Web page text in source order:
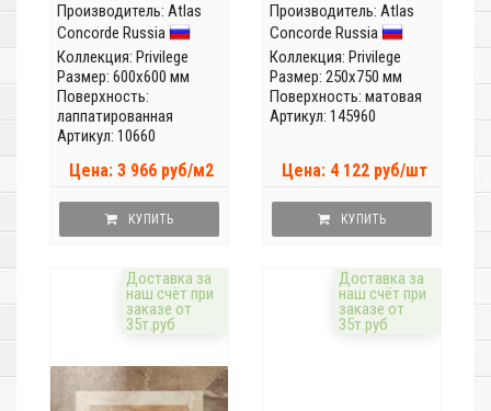
Производитель: Atlas
Concorde Russia
Коллекция: Privilege
Размер: 600x600 мм
Поверхность:
лаппатированная
Артикул: 10660
Цена: 3 966 руб/м2
КУПИТЬ
Производитель: Atlas
Concorde Russia
Коллекция: Privilege
Размер: 250x750 мм
Поверхность: матовая
Артикул: 145960
Цена: 4 122 руб/шт
КУПИТЬ
Доставка за
наш счёт при
заказе от
35т.руб
Доставка за
наш счёт при
заказе от
35т.руб